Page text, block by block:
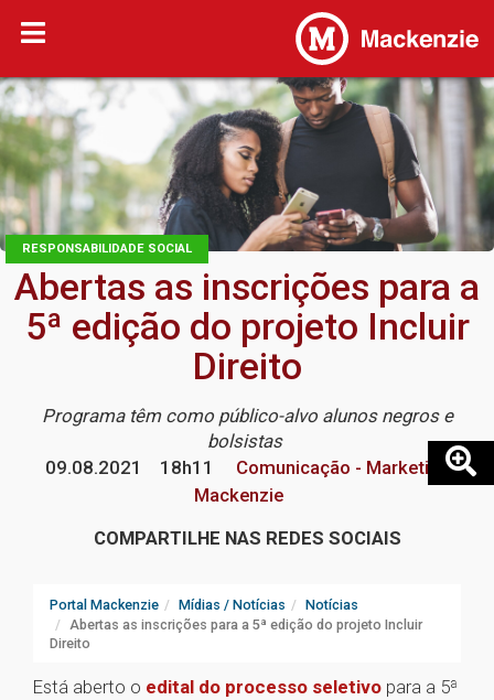
RESPONSABILIDADE SOCIAL
Abertas as inscrições para a
5ª edição do projeto Incluir
Direito
Programa têm como público-alvo alunos negros e
bolsistas
09.08.2021
18h11
Comunicação - Marketing
Mackenzie
COMPARTILHE NAS REDES SOCIAIS
Portal Mackenzie Mídias / Notícias
Notícias
Abertas as inscrições para a 5ª edição do projeto Incluir
Direito
Está aberto o edital do processo seletivo para a 5ª